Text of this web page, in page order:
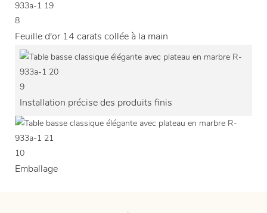
8
Feuille d'or 14 carats collée à la main
9
Installation précise des produits finis
10
Emballage